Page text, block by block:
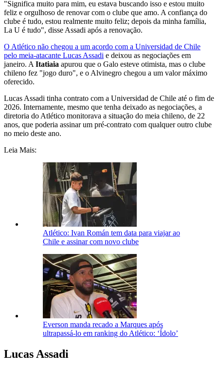
"Significa muito para mim, eu estava buscando isso e estou muito
feliz e orgulhoso de renovar com o clube que amo. A confiança do
clube é tudo, estou realmente muito feliz; depois da minha família,
La U é tudo", disse Assadi após a renovação.
O Atlético não chegou a um acordo com a Universidad de Chile
pelo meia-atacante Lucas Assadi e deixou as negociações em
janeiro. A Itatiaia apurou que o Galo esteve otimista, mas o clube
chileno fez "jogo duro", e o Alvinegro chegou a um valor máximo
oferecido.
Lucas Assadi tinha contrato com a Universidad de Chile até o fim de
2026. Internamente, mesmo que tenha deixado as negociações, a
diretoria do Atlético monitorava a situação do meia chileno, de 22
anos, que poderia assinar um pré-contrato com qualquer outro clube
no meio deste ano.
Leia Mais:
Atlético: Ivan Román tem data para viajar ao
Chile e assinar com novo clube
Everson manda recado a Marques após
ultrapassá-lo em ranking do Atlético: ‘Ídolo’
Lucas Assadi